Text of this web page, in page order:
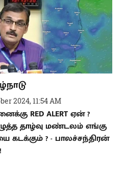
2024, 11:54 AM
RED ALERT ஏன் ?
தாழ்வு மண்டலம் எங்கு
கடக்கும் ? - பாலச்சந்திரன்